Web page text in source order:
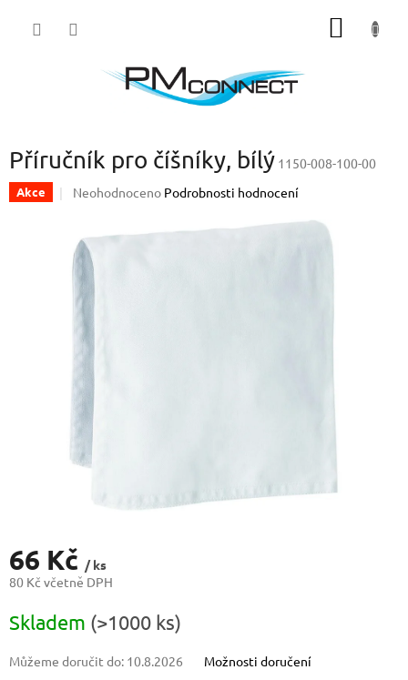
Příručník pro číšníky, bílý 1150-008-100-00
Akce
Průměrné
je
0,0
Neohodnoceno Podrobnosti hodnocení
66 Kč / ks
80 Kč včetně DPH
cena:
Skladem (>1000 ks)
Můžeme doručit do: 10.8.2026 Možnosti doručení